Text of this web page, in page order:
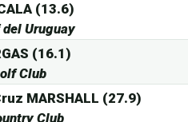
(13.6)
Uruguay
(16.1)
Club
MARSHALL (27.9)
Club